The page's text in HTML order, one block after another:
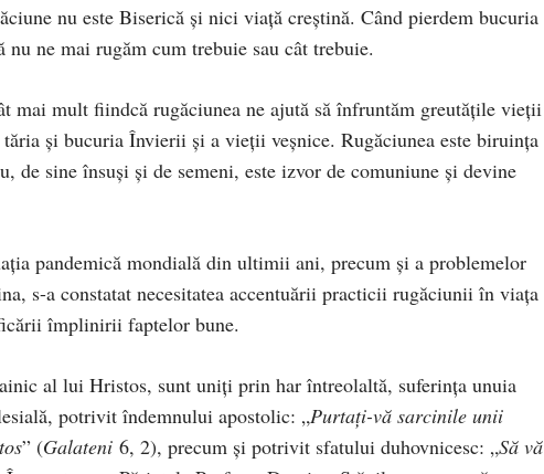
nu este Biserică şi nici viaţă creştină. Când pierdem bucuria
ne mai rugăm cum trebuie sau cât trebuie.
mai mult fiindcă rugăciunea ne ajută să înfruntăm greutăţile vieţii
tăria şi bucuria Învierii şi a vieţii veşnice. Rugăciunea este biruinţa
de sine însuşi şi de semeni, este izvor de comuniune şi devine
pandemică mondială din ultimii ani, precum și a problemelor
s-a constatat necesitatea accentuării practicii rugăciunii în viața
împlinirii faptelor bune.
al lui Hristos, sunt uniţi prin har întreolaltă, suferinţa unuia
potrivit îndemnului apostolic: „Purtaţi-vă sarcinile unii
” (Galateni 6, 2), precum şi potrivit sfatului duhovnicesc: „Să vă